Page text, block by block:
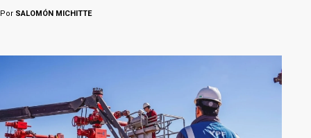
Por SALOMÓN MICHITTE